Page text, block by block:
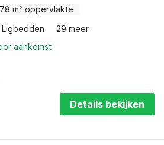
m² oppervlakte
Ligbedden
29 meer
aankomst
Details bekijken